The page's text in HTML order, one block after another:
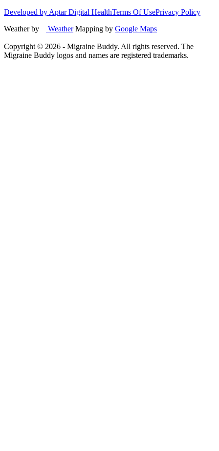
Developed by Aptar Digital HealthTerms Of UsePrivacy Policy
Weather by
WeatherMapping by Google Maps
Copyright © 2026 - Migraine Buddy. All rights reserved. The
Migraine Buddy logos and names are registered trademarks.